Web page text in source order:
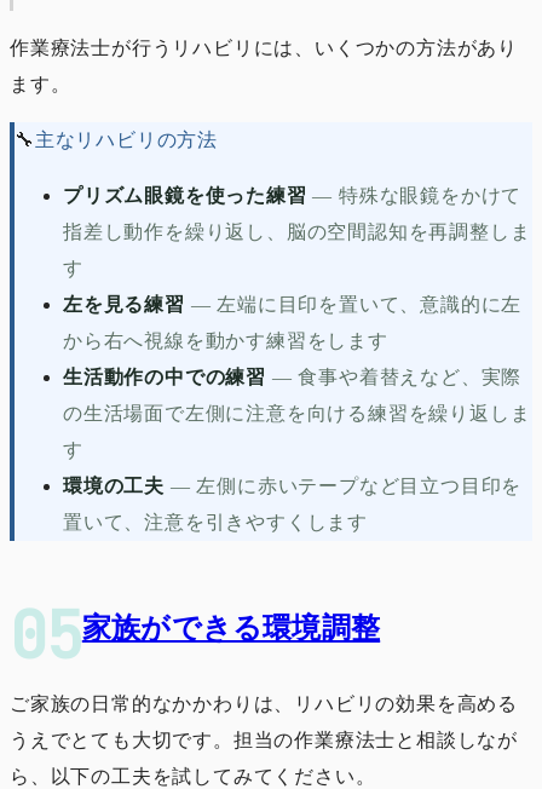
作業療法士が行うリハビリには、いくつかの方法があり
ます。
🔧 主なリハビリの方法
プリズム眼鏡を使った練習 —特殊な眼鏡をかけて
指差し動作を繰り返し、脳の空間認知を再調整しま
す
左を見る練習 — 左端に目印を置いて、意識的に左
から右へ視線を動かす練習をします
生活動作の中での練習 —食事や着替えなど、実際
の生活場面で左側に注意を向ける練習を繰り返しま
す
環境の工夫 — 左側に赤いテープなど目立つ目印を
置いて、注意を引きやすくします
家族ができる環境調整
ご家族の日常的なかかわりは、リハビリの効果を高める
うえでとても大切です。担当の作業療法士と相談しなが
ら、以下の工夫を試してみてください。